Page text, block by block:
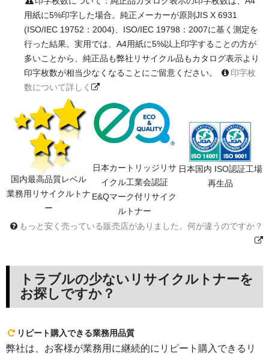
用紙に5%印字した場合。純正メーカーが原則JIS X 6931
(ISO/IEC 19752：2004)、ISO/IEC 19798：2007に基く測定を
行った結果。実用では、A4用紙に5%以上印字することの方が
多いことから、純正品も弊社リサイクル品もカタログ表示より
印字枚数が相当少なくなることにご留意ください。
印字枚
数について詳しく
国内最高品質レベル
業務用リサイクルトナ
ー
日本カートリッジリサ
イクル工業会認証
E&Qマーク付リサイク
ルトナー
日本国内 ISO認証工場
再生品
もっと安く売っている販売店がありました。何が違うのですか？
トラブルの少ないリサイクルトナーを
お探しですか？
リピート購入できる業務用品質
弊社は、お客様が業務用に継続的にリピート購入できるリ